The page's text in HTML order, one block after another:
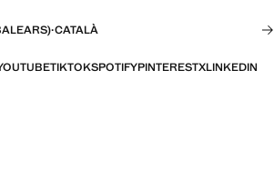
·CATALÀ
TIKTOKSPOTIFYPINTERESTXLINKEDIN